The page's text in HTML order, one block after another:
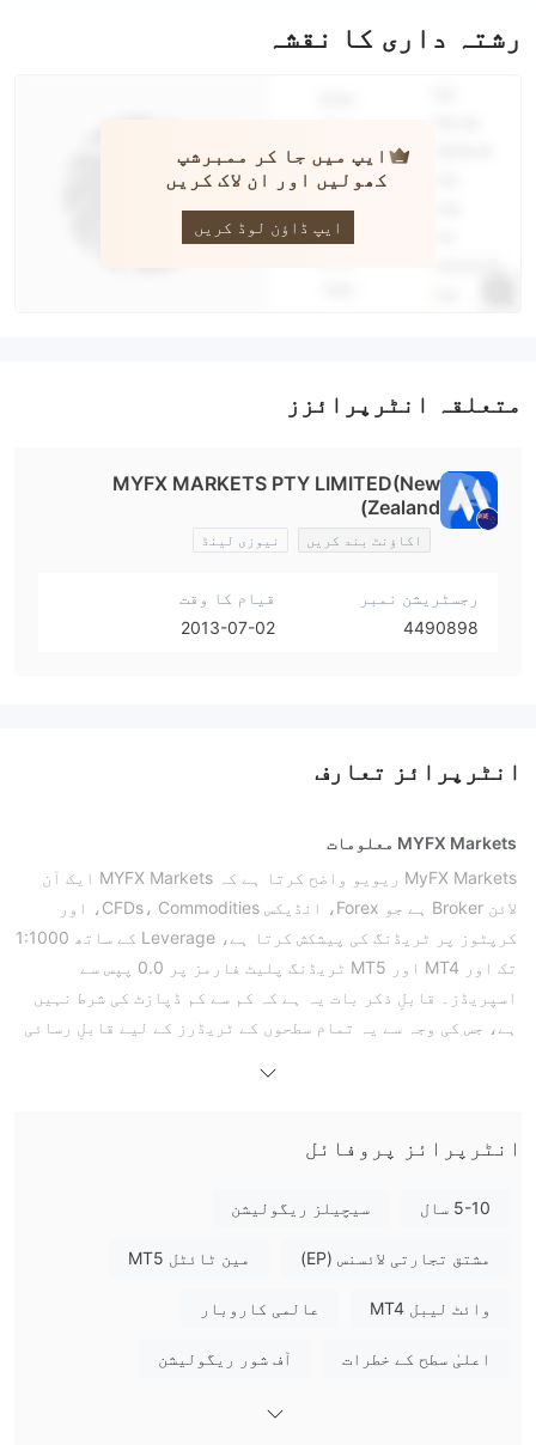
رشتہ داری کا نقشہ
ایپ میں جا کر ممبرشپ
کھولیں اور ان لاک کریں
ایپ ڈاؤن لوڈ کریں
MYFX
متعلقہ انٹرپرائزز
MYFX MARKETS PTY LIMITED(New
Zealand)
اکاؤنٹ بند کریں نیوزی لینڈ
رجسٹریشن نمبر
4490898
قیام کا وقت
2013-07-02
انٹرپرائز تعارف
MYFX Markets معلومات
MyFX Markets ریویو
واضح کرتا ہے کہ MYFX Markets ایک آن
لائن Broker ہے جو Forex، انڈیکس CFDs، Commodities، اور
کرپٹوز پر ٹریڈنگ کی پیشکش کرتا ہے، Leverage کے ساتھ 1:1000
تک اور MT4 اور MT5 ٹریڈنگ پلیٹ فارمز پر 0.0 پپس سے
اسپریڈز۔ قابلِ ذکر بات یہ ہے کہ کم سے کم ڈپازٹ کی شرط نہیں
ہے، جس کی وجہ سے یہ تمام سطحوں کے ٹریڈرز کے لیے قابلِ رسائی
MYFX Markets فوریکس، انڈیکس CFDs، اشیاء، اور کرپٹوز پر
انٹرپرائز پروفائل
5-10 سال سیچیلز ریگولیشن
مشتق تجارتی لائسنس (EP) مین ٹائٹل MT5
وائٹ لیبل MT4 عالمی کاروبار
اعلیٰ سطح کے خطرات آف شور ریگولیشن